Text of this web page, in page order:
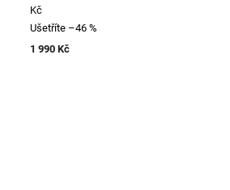
Kč
Ušetříte –46 %
1 990 Kč